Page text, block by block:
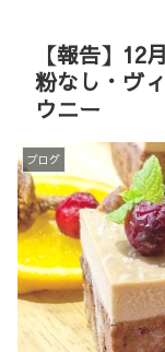
【報告】
粉なし・ヴ
ウニー
ブログ